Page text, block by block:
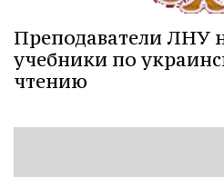
Преподаватели ЛНУ
учебники по
чтению